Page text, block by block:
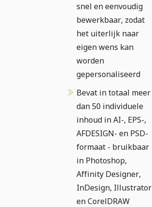
snel en eenvoudig
bewerkbaar, zodat
het uiterlijk naar
eigen wens kan
worden
gepersonaliseerd
Bevat in totaal meer
dan 50 individuele
inhoud in AI-, EPS-,
AFDESIGN- en PSD-
formaat - bruikbaar
in Photoshop,
Affinity Designer,
InDesign, Illustrator
en CorelDRAW